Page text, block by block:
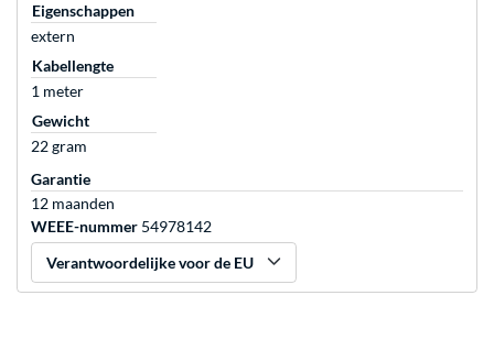
Eigenschappen
extern
Kabellengte
1 meter
Gewicht
22 gram
Garantie
12 maanden
WEEE-nummer 54978142
Verantwoordelijke voor de EU